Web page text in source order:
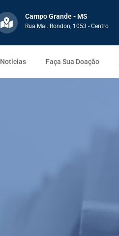
Campo Grande - MS
Rua Mal. Rondon, 1053 - Centro
Notícias Faça Sua Doação